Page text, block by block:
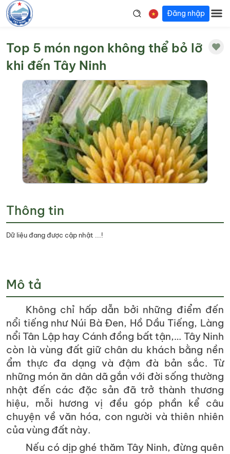
Đăng nhập
Top 5 món ngon không thể bỏ lỡ
khi đến Tây Ninh
Thông tin
Dữ liệu đang được cập nhật ...!
Mô tả
Không chỉ hấp dẫn bởi những điểm đến
nổi tiếng như Núi Bà Đen, Hồ Dầu Tiếng, Làng
nổi Tân Lập hay Cánh đồng bất tận,… Tây Ninh
còn là vùng đất giữ chân du khách bằng nền
ẩm thực đa dạng và đậm đà bản sắc. Từ
những món ăn dân dã gắn với đời sống thường
nhật đến các đặc sản đã trở thành thương
hiệu, mỗi hương vị đều góp phần kể câu
chuyện về văn hóa, con người và thiên nhiên
của vùng đất này.
Nếu có dịp ghé thăm Tây Ninh, đừng quên